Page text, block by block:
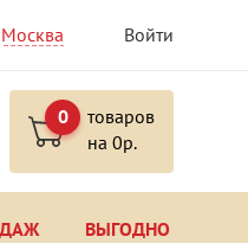
Москва Войти
0
товаров
на 0р.
ВЫГОДНО